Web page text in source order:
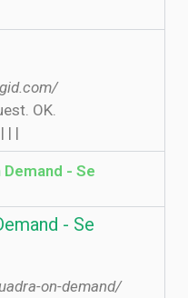
OK.
| |
Demand - Se
- Se
on-demand/